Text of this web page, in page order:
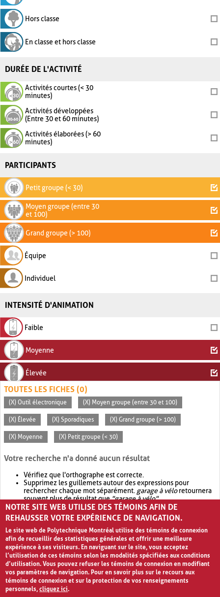
Hors classe
En classe et hors classe
DURÉE DE L'ACTIVITÉ
Activités courtes (< 30
minutes)
Activités développées
(Entre 30 et 60 minutes)
Activités élaborées (> 60
minutes)
PARTICIPANTS
Petit groupe (< 30)
Moyen groupe (entre 30
et 100)
Grand groupe (> 100)
Équipe
Individuel
INTENSITÉ D'ANIMATION
Faible
Moyenne
Élevée
TOUTES LES FICHES (0)
(X) Outil électronique (X) Moyen groupe (entre 30 et 100)
(X) Élevée (X) Sporadiques (X) Grand groupe (> 100)
(X) Moyenne (X) Petit groupe (< 30)
Votre recherche n'a donné aucun résultat
Vérifiez que l'orthographe est correcte.
Supprimez les guillemets autour des expressions pour
rechercher chaque mot séparément. garage à véloretournera
souvent plus de résultat que"garage à vélo".
Envisagez d'élargir votre recherche avec OR.garage OR vélo
retournera souvent plus de résultat quegarage à vélo
NOTRE SITE WEB UTILISE DES TÉMOINS AFIN DE
REHAUSSER VOTRE EXPÉRIENCE DE NAVIGATION.
Le site web de Polytechnique Montréal utilise des témoins de connexion
afin de recueillir des statistiques générales et offrir une meilleure
expérience à ses visiteurs. En naviguant sur le site, vous acceptez
l’utilisation de ces témoins selon les modalités spécifiées aux conditions
d’utilisation. Vous pouvez refuser les témoins de connexion en modifiant
vos paramètres de navigation. Pour en savoir plus sur le recours aux
témoins de connexion et sur la protection de vos renseignements
personnels,cliquez ici.